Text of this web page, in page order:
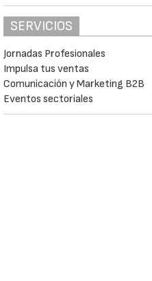
SERVICIOS
Jornadas Profesionales
Impulsa tus ventas
Comunicación y Marketing B2B
Eventos sectoriales